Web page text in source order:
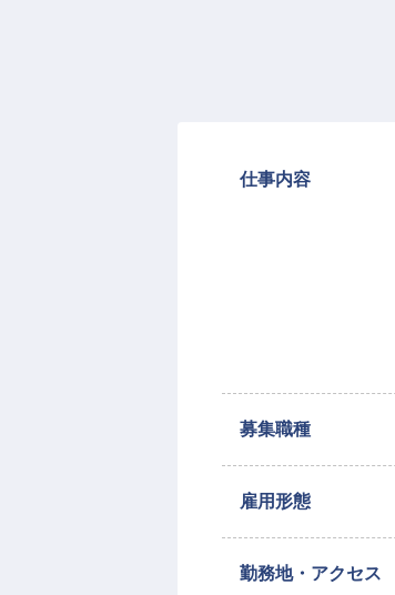
仕事内容
募集職種
雇用形態
勤務地・アクセス